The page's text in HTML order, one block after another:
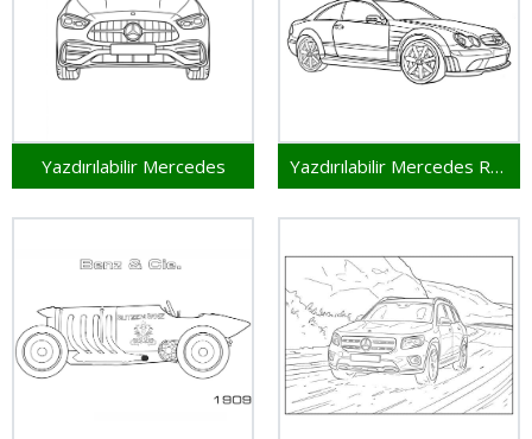
Yazdırılabilir Mercedes Yazdırılabilir Mercedes Resim